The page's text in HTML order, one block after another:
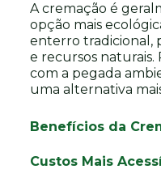
A cremação é
opção mais
enterro tradicional,
e recursos
com a pegada
uma alternativa
Benefícios da
Custos Mais